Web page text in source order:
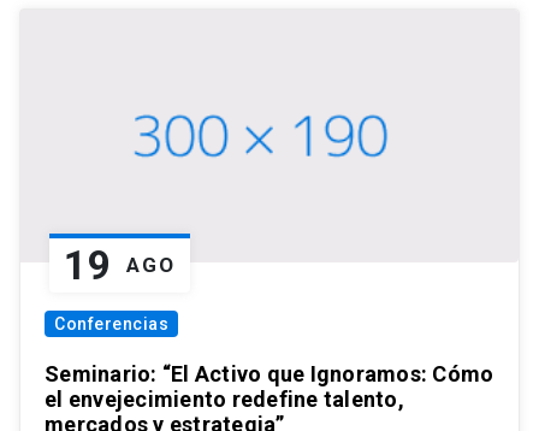
19 AGO
Conferencias
Seminario: “El Activo que Ignoramos: Cómo
el envejecimiento redefine talento,
mercados y estrategia”